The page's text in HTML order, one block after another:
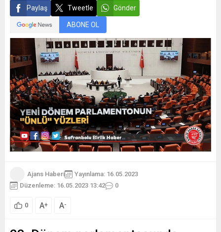
Paylaş Tweetle Gönder
ABONE OL
Ajans Haberi
Yayınlama: 16.05.2023
Düzenleme: 16.05.2023 13:42
0
0 A+ A-